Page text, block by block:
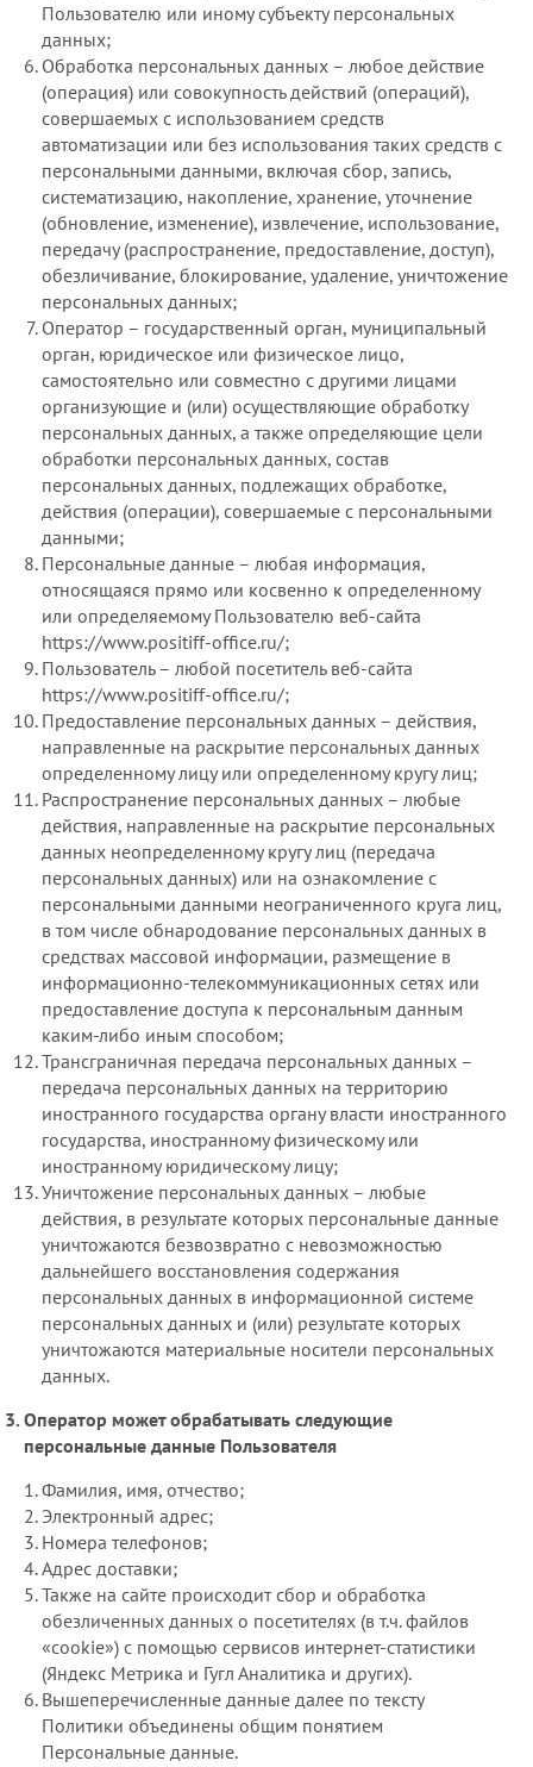
Пользователю или иному субъекту персональных
данных;
Обработка персональных данных – любое действие
(операция) или совокупность действий (операций),
совершаемых с использованием средств
автоматизации или без использования таких средств с
персональными данными, включая сбор, запись,
систематизацию, накопление, хранение, уточнение
(обновление, изменение), извлечение, использование,
передачу (распространение, предоставление, доступ),
обезличивание, блокирование, удаление, уничтожение
персональных данных;
Оператор – государственный орган, муниципальный
орган, юридическое или физическое лицо,
самостоятельно или совместно с другими лицами
организующие и (или) осуществляющие обработку
персональных данных, а также определяющие цели
обработки персональных данных, состав
персональных данных, подлежащих обработке,
действия (операции), совершаемые с персональными
данными;
Персональные данные – любая информация,
относящаяся прямо или косвенно к определенному
или определяемому Пользователю веб-сайта
https://www.positiff-office.ru/;
Пользователь – любой посетитель веб-сайта
https://www.positiff-office.ru/;
Предоставление персональных данных – действия,
направленные на раскрытие персональных данных
определенному лицу или определенному кругу лиц;
Распространение персональных данных – любые
действия, направленные на раскрытие персональных
данных неопределенному кругу лиц (передача
персональных данных) или на ознакомление с
персональными данными неограниченного круга лиц,
в том числе обнародование персональных данных в
средствах массовой информации, размещение в
информационно-телекоммуникационных сетях или
предоставление доступа к персональным данным
каким-либо иным способом;
Трансграничная передача персональных данных –
передача персональных данных на территорию
иностранного государства органу власти иностранного
государства, иностранному физическому или
иностранному юридическому лицу;
Уничтожение персональных данных – любые
действия, в результате которых персональные данные
уничтожаются безвозвратно с невозможностью
дальнейшего восстановления содержания
персональных данных в информационной системе
персональных данных и (или) результате которых
уничтожаются материальные носители персональных
данных.
Оператор может обрабатывать следующие
персональные данные Пользователя
Фамилия, имя, отчество;
Электронный адрес;
Номера телефонов;
Адрес доставки;
Также на сайте происходит сбор и обработка
обезличенных данных о посетителях (в т.ч. файлов
«cookie») с помощью сервисов интернет-статистики
(Яндекс Метрика и Гугл Аналитика и других).
Вышеперечисленные данные далее по тексту
Политики объединены общим понятием
Персональные данные.